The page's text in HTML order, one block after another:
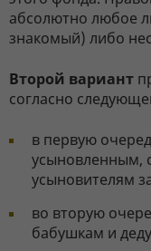
абсолютно любое
знакомый) либо
Второй вариант
согласно
в первую
усыновленным,
усыновителям
во вторую
бабушкам и